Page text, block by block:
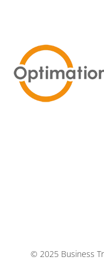
© 2025 Business